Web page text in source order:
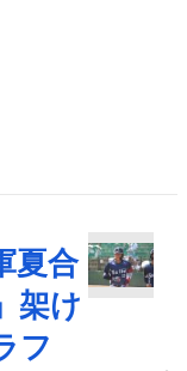
夏合
架け
フ